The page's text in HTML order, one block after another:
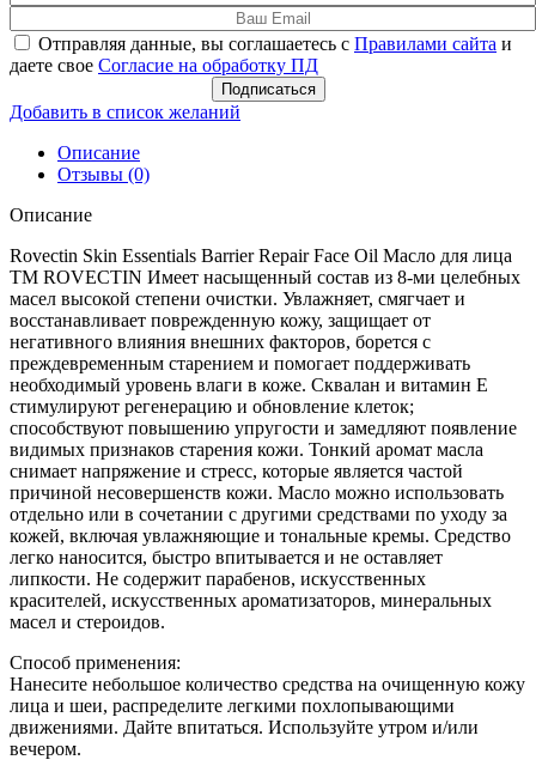
Отправляя данные, вы соглашаетесь с Правилами сайта и
даете свое Согласие на обработку ПД
Подписаться
Добавить в список желаний
Описание
Отзывы (0)
Описание
Rovectin Skin Essentials Barrier Repair Face Oil Масло для лица
ТМ ROVECTIN Имеет насыщенный состав из 8-ми целебных
масел высокой степени очистки. Увлажняет, смягчает и
восстанавливает поврежденную кожу, защищает от
негативного влияния внешних факторов, борется с
преждевременным старением и помогает поддерживать
необходимый уровень влаги в коже. Сквалан и витамин Е
стимулируют регенерацию и обновление клеток;
способствуют повышению упругости и замедляют появление
видимых признаков старения кожи. Тонкий аромат масла
снимает напряжение и стресс, которые является частой
причиной несовершенств кожи. Масло можно использовать
отдельно или в сочетании с другими средствами по уходу за
кожей, включая увлажняющие и тональные кремы. Средство
легко наносится, быстро впитывается и не оставляет
липкости. Не содержит парабенов, искусственных
красителей, искусственных ароматизаторов, минеральных
масел и стероидов.
Способ применения:
Нанесите небольшое количество средства на очищенную кожу
лица и шеи, распределите легкими похлопывающими
движениями. Дайте впитаться. Используйте утром и/или
вечером.